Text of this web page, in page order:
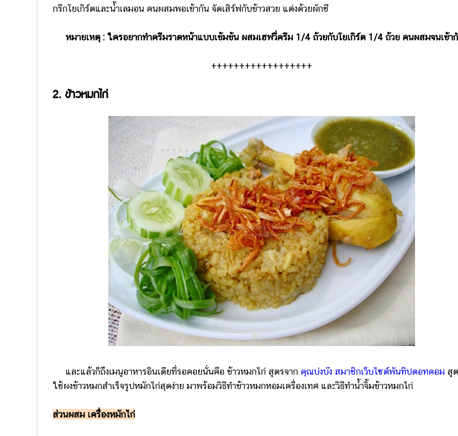
กรีกโยเกิร์ตและน้ำเลมอน คนผสมพอเข้ากัน จัดเสิร์ฟกับข้าวสวย แต่งด้วยผักชี
หมายเหตุ : ใครอยากทำครีมราดหน้าแบบเข้มข้น ผสมเฮฟวี่ครีม 1/4 ถ้วยกับโยเกิร์ต 1/4 ถ้วย คนผสมจนเข้า
++++++++++++++++++
2. ข้าวหมกไก่
และแล้วก็ถึงเมนูอาหารอินเดียที่รอคอยนั่นคือ ข้าวหมกไก่ สูตรจาก คุณบ่งบ๊ง สมาชิกเว็บไซต์พันทิปดอทคอม สู
ใช้ผงข้าวหมกสำเร็จรูปหมักไก่สุดง่าย มาพร้อมวิธีทำข้าวหมกหอมเครื่องเทศ และวิธีทำน้ำจิ้มข้าวหมกไก่
ส่วนผสม เครื่องหมักไก่